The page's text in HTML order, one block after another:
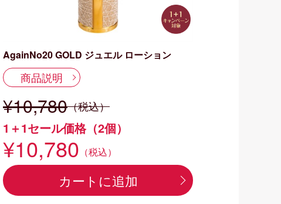
AgainNo20 GOLD ジュエル ローション
商品説明
¥10,780（税込）
1＋1セール価格（2個）
¥10,780 （税込）
カートに追加